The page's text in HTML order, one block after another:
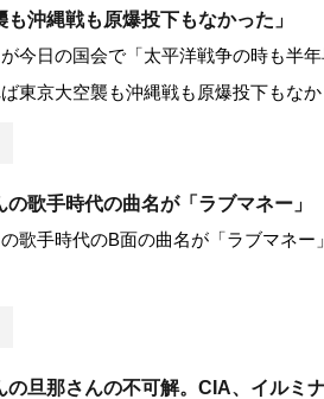
沖縄戦も原爆投下もなかった」
今日の国会で「太平洋戦争の時も半年
東京大空襲も沖縄戦も原爆投下もなか
の歌手時代の曲名が「ラブマネー」
歌手時代のB面の曲名が「ラブマネー
の旦那さんの不可解。CIA、イルミ